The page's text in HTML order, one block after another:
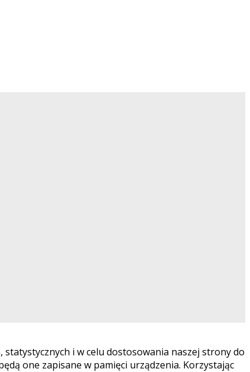
i w celu dostosowania naszej strony do
one zapisane w pamięci urządzenia. Korzystając